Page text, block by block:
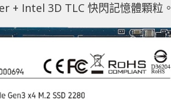
Intel 3D TLC 快閃記憶體顆粒。